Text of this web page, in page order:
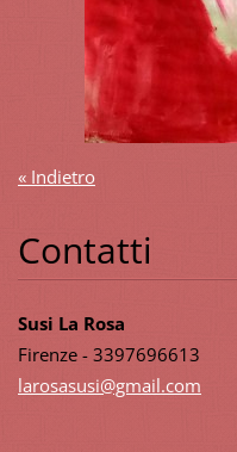
« Indietro
Contatti
Susi La Rosa
Firenze - 3397696613
larosasusi@gmail.com